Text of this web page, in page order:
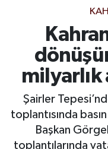
milyarlık
Şairler
toplantısında
Başkan
toplantılarında
SPOR
SİYASET
EKONOMİ
GÜNDEM
Süper Lig Puan
Tüm Manşetler
Son Dakika